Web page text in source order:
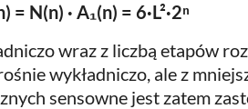
= N(n) · A₁(n) = 6·L²·2ⁿ
wraz z liczbą etapów
wykładniczo, ale z
sensowne jest zatem